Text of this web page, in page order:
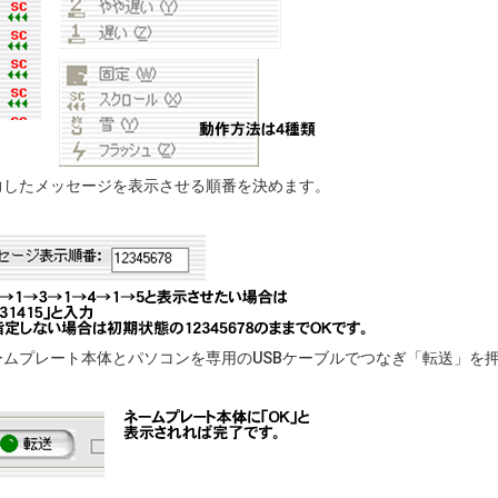
たメッセージを表示させる順番を決めます。
プレート本体とパソコンを専用のUSBケーブルでつなぎ「転送」を押